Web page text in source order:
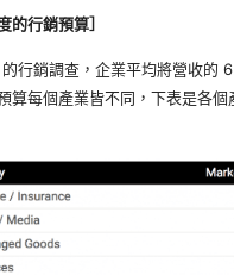
的行銷預算］
的行銷調查，企業平均將營收的
算每個產業皆不同，下表是各